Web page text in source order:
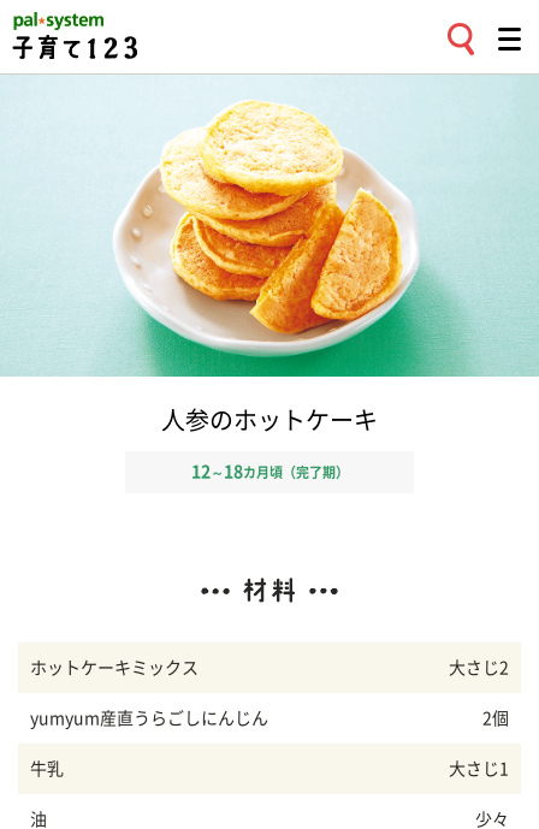
人参のホットケーキ
12 ～ 18カ月頃（完了期）
ホットケーキミックス 大さじ2
yumyum産直うらごしにんじん 2個
牛乳 大さじ1
油 少々